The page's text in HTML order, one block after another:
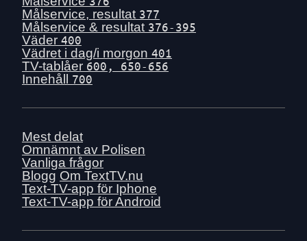
Sön 12 juli
Lör 11 juli
Fre 10 juli
Tors 9 juli
Ons 8 juli
Tis 7 juli
Sön 5 juli
Lör 4 juli
Fre 3 juli
Tors 2 juli
Målservice, resultat 377
Målservice & resultat 376-395
Väder 400
Vädret i dag/i morgon 401
TV-tablåer 600, 650-656
Innehåll 700
Mest delat
Omnämnt av Polisen
Vanliga frågor
Blogg Om TextTV.nu
Text-TV-app för Iphone
Text-TV-app för Android